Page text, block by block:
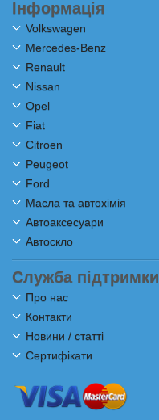
Інформація
Volkswagen
Mercedes-Benz
Renault
Nissan
Opel
Fiat
Citroen
Peugeot
Ford
Масла та автохімія
Автоаксесуари
Автоскло
Служба підтримки
Про нас
Контакти
Новини / статті
Сертифікати